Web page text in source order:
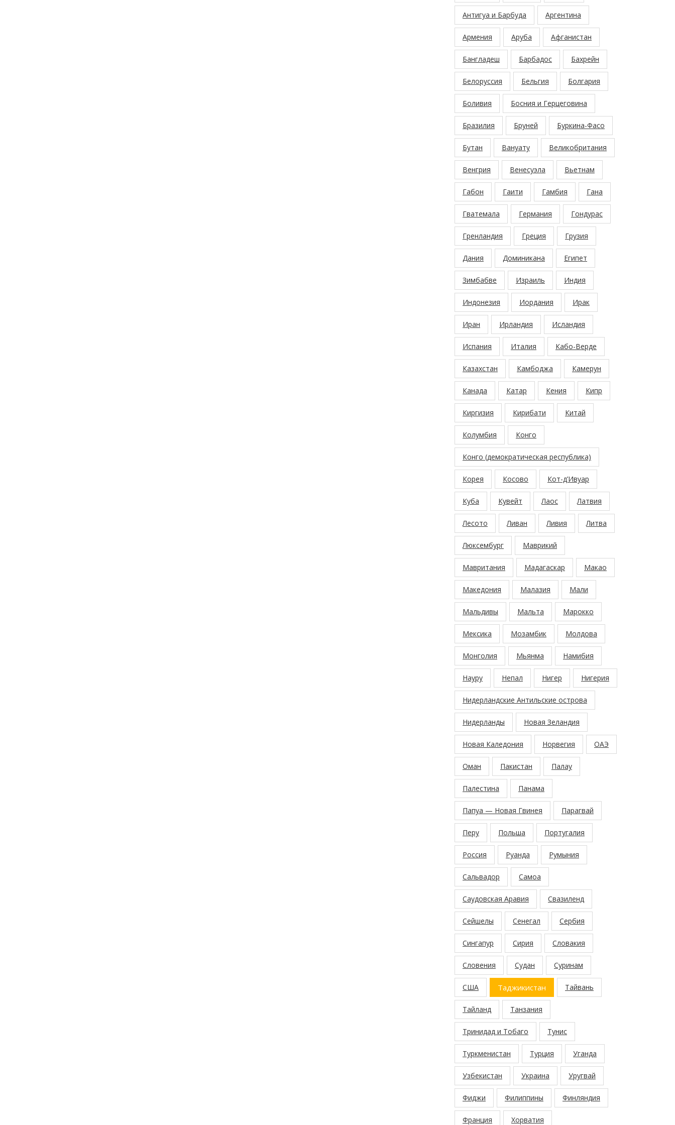
Антигуа и Барбуда Аргентина
Армения Аруба Афганистан
Бангладеш Барбадос Бахрейн
Белоруссия Бельгия Болгария
Боливия Босния и Герцеговина
Бразилия Бруней Буркина-Фасо
Бутан Вануату Великобритания
Венгрия Венесуэла Вьетнам
Габон Гаити Гамбия Гана
Гватемала Германия Гондурас
Гренландия Греция Грузия
Дания Доминикана Египет
Зимбабве Израиль Индия
Индонезия Иордания Ирак
Иран Ирландия Исландия
Испания Италия Кабо-Верде
Казахстан Камбоджа Камерун
Канада Катар Кения Кипр
Киргизия Кирибати Китай
Колумбия Конго
Конго (демократическая республика)
Корея Косово Кот-д’Ивуар
Куба Кувейт Лаос Латвия
Лесото Ливан Ливия Литва
Люксембург Маврикий
Мавритания Мадагаскар Макао
Македония Малазия Мали
Мальдивы Мальта Марокко
Мексика Мозамбик Молдова
Монголия Мьянма Намибия
Науру Непал Нигер Нигерия
Нидерландские Антильские острова
Нидерланды Новая Зеландия
Новая Каледония Норвегия ОАЭ
Оман Пакистан Палау
Палестина Панама
Папуа — Новая Гвинея Парагвай
Перу Польша Португалия
Россия Руанда Румыния
Сальвадор Самоа
Саудовская Аравия Свазиленд
Сейшелы Сенегал Сербия
Сингапур Сирия Словакия
Словения Судан Суринам
США Таджикистан Тайвань
Тайланд Танзания
Тринидад и Тобаго Тунис
Туркменистан Турция Уганда
Узбекистан Украина Уругвай
Фиджи Филиппины Финляндия
Франция Хорватия